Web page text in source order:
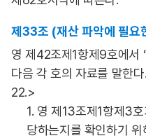
제33조 (재산 파악에 필요
영 제42조제1항제9호에서
다음 각 호의 자료를 말한
22.>
1. 영 제13조제1항제3
당하는지를 확인하기